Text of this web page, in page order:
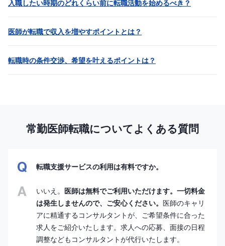
入職したい時期のどれくらい前に転職活動を始めるべき？
医師が転職で収入を増やすポイントとは？
転職時の条件交渉、希望を叶えるポイントは？
常勤医師転職についてよくある質問
転職支援サービスの利用は有料ですか。
いいえ。 医師は無料でご利用いただけます。一切料金
は発生しませんので、ご安心ください。 医師のキャリ
アに精通するコンサルタントが、ご希望条件に合った
求人をご紹介いたします。求人への応募、面接の日程
調整などもコンサルタントが代行いたします。